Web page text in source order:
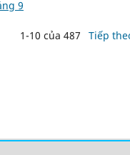
9
1-10 của 487 Tiếp